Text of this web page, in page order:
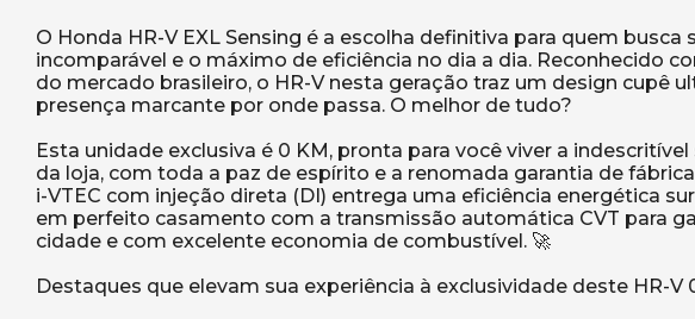
O Honda HR-V EXL Sensing é a escolha definitiva para quem
incomparável e o máximo de eficiência no dia a dia. Reconhecido
do mercado brasileiro, o HR-V nesta geração traz um design cupê
presença marcante por onde passa. O melhor de tudo?
Esta unidade exclusiva é 0 KM, pronta para você viver a
da loja, com toda a paz de espírito e a renomada garantia de
i-VTEC com injeção direta (DI) entrega uma eficiência energética
em perfeito casamento com a transmissão automática CVT para
cidade e com excelente economia de combustível. 🚀
Destaques que elevam sua experiência à exclusividade deste HR-V